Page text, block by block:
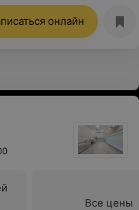
аккуратный, после
не приносил)онлайн
Все цены